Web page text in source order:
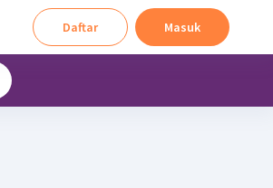
Daftar Masuk